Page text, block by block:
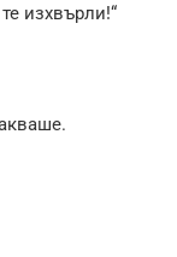
изхвърли!“